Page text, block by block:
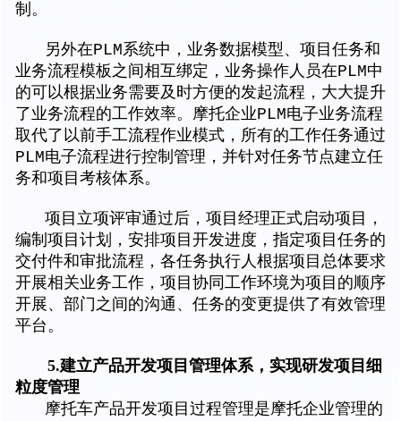
制。
另外在PLM系统中，业务数据模型、项目任务和
业务流程模板之间相互绑定，业务操作人员在PLM中
的可以根据业务需要及时方便的发起流程，大大提升
了业务流程的工作效率。摩托企业PLM电子业务流程
取代了以前手工流程作业模式，所有的工作任务通过
PLM电子流程进行控制管理，并针对任务节点建立任
务和项目考核体系。
项目立项评审通过后，项目经理正式启动项目，
编制项目计划，安排项目开发进度，指定项目任务的
交付件和审批流程，各任务执行人根据项目总体要求
开展相关业务工作，项目协同工作环境为项目的顺序
开展、部门之间的沟通、任务的变更提供了有效管理
平台。
5.建立产品开发项目管理体系，实现研发项目细
粒度管理
摩托车产品开发项目过程管理是摩托企业管理的